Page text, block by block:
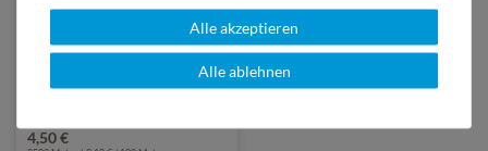
4,50 €
Alle akzeptieren
Alle ablehnen